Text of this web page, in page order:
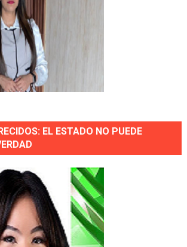
EL ESTADO NO PUEDE